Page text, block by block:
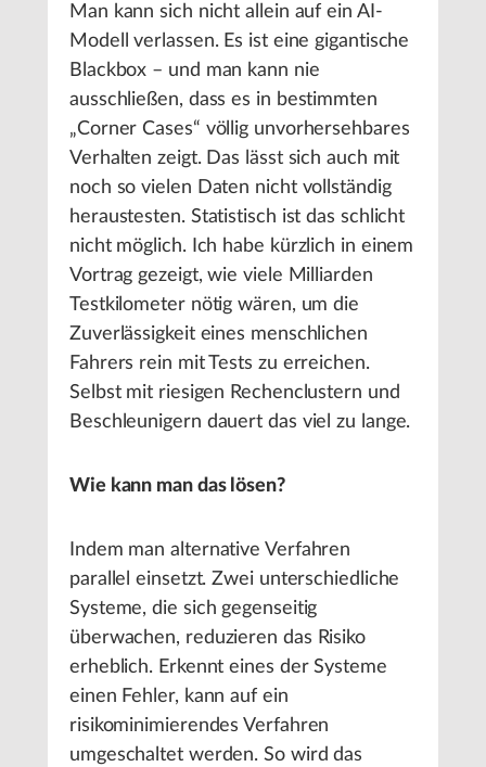
Man kann sich nicht allein auf ein AI-
Modell verlassen. Es ist eine gigantische
Blackbox – und man kann nie
ausschließen, dass es in bestimmten
„Corner Cases“ völlig unvorhersehbares
Verhalten zeigt. Das lässt sich auch mit
noch so vielen Daten nicht vollständig
heraustesten. Statistisch ist das schlicht
nicht möglich. Ich habe kürzlich in einem
Vortrag gezeigt, wie viele Milliarden
Testkilometer nötig wären, um die
Zuverlässigkeit eines menschlichen
Fahrers rein mit Tests zu erreichen.
Selbst mit riesigen Rechenclustern und
Beschleunigern dauert das viel zu lange.
Wie kann man das lösen?
Indem man alternative Verfahren
parallel einsetzt. Zwei unterschiedliche
Systeme, die sich gegenseitig
überwachen, reduzieren das Risiko
erheblich. Erkennt eines der Systeme
einen Fehler, kann auf ein
risikominimierendes Verfahren
umgeschaltet werden. So wird das